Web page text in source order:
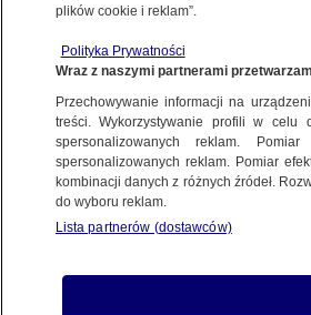
Ale tylko jeśli masz
1.01.2015, 12:20
Udostępnij
plików cookie i reklam”.
Polityka Prywatności
Wraz z naszymi partnerami
Przechowywanie informacji na
treści. Wykorzystywanie profili w celu
spersonalizowanych reklam.
spersonalizowanych reklam. Pomiar
kombinacji danych z różnych źródeł.
do wyboru reklam.
Lista partnerów (dostawców)